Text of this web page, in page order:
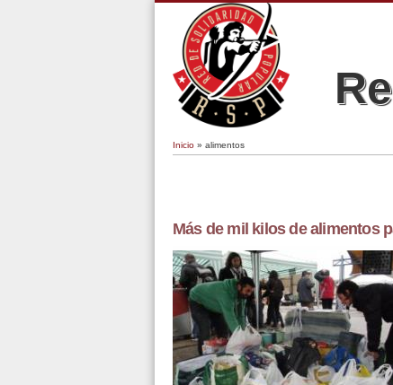
Se encuentra usted aquí
Inicio » alimentos
Más de mil kilos de alimentos